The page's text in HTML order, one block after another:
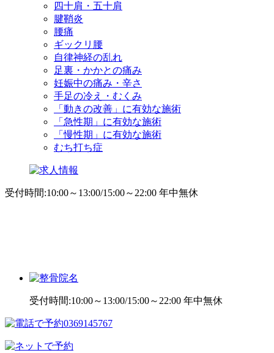
四十肩・五十肩
腱鞘炎
腰痛
ギックリ腰
自律神経の乱れ
足裏・かかとの痛み
妊娠中の痛み・辛さ
手足の冷え・むくみ
「動きの改善」に有効な施術
「急性期」に有効な施術
「慢性期」に有効な施術
むち打ち症
受付時間:10:00～13:00/15:00～22:00 年中無休
受付時間:10:00～13:00/15:00～22:00 年中無休